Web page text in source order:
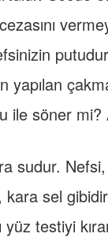
söner mi?
sudur.
sel
yüz testiyi